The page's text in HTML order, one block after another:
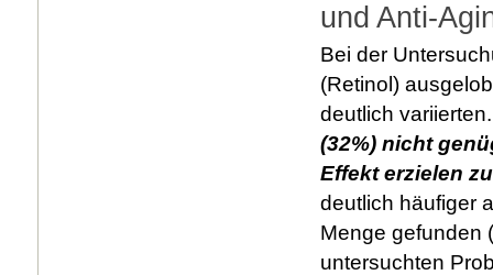
und Anti-
Bei der
(Retinol)
deutlich
(32%) nicht
Effekt erzielen
deutlich häufiger
Menge gefunden
untersuchten